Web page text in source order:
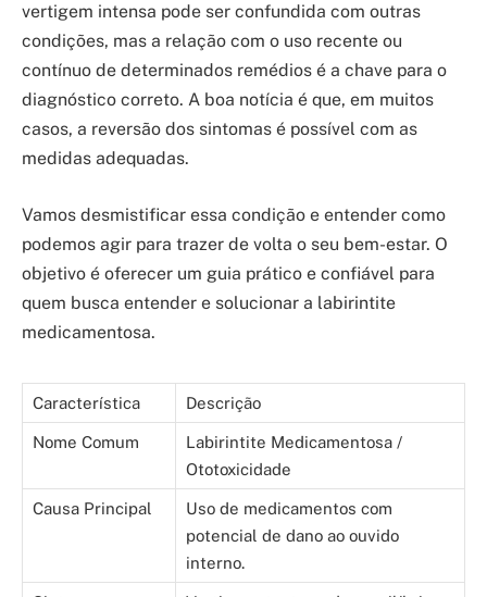
vertigem intensa pode ser confundida com outras
condições, mas a relação com o uso recente ou
contínuo de determinados remédios é a chave para o
diagnóstico correto. A boa notícia é que, em muitos
casos, a reversão dos sintomas é possível com as
medidas adequadas.
Vamos desmistificar essa condição e entender como
podemos agir para trazer de volta o seu bem-estar. O
objetivo é oferecer um guia prático e confiável para
quem busca entender e solucionar a labirintite
medicamentosa.
Característica Descrição
Nome Comum
Labirintite Medicamentosa /
Ototoxicidade
Causa Principal
Uso de medicamentos com
potencial de dano ao ouvido
interno.